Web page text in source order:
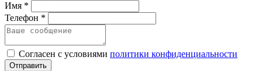
Имя *
Телефон *
Согласен с условиями политики конфиденциальности
Отправить